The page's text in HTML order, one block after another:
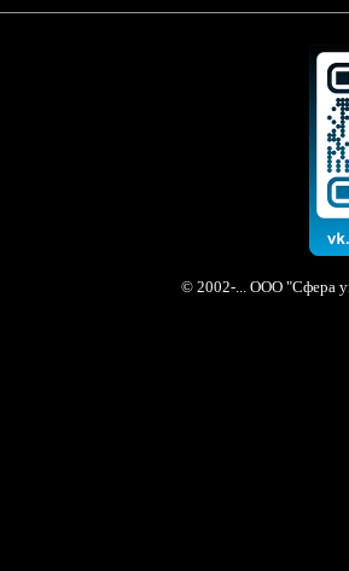
© 2002-... ООО "Сфера